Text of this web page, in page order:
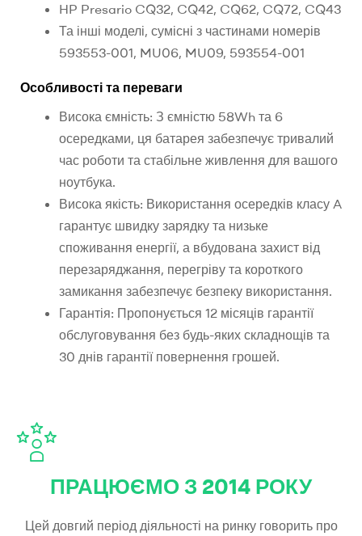
HP Presario CQ32, CQ42, CQ62, CQ72, CQ43
Та інші моделі, сумісні з частинами номерів
593553-001, MU06, MU09, 593554-001
Особливості та переваги
Висока ємність: З ємністю 58Wh та 6
осередками, ця батарея забезпечує тривалий
час роботи та стабільне живлення для вашого
ноутбука.
Висока якість: Використання осередків класу A
гарантує швидку зарядку та низьке
споживання енергії, а вбудована захист від
перезаряджання, перегріву та короткого
замикання забезпечує безпеку використання.
Гарантія: Пропонується 12 місяців гарантії
обслуговування без будь-яких складнощів та
30 днів гарантії повернення грошей.
ПРАЦЮЄМО З 2014 РОКУ
Цей довгий період діяльності на ринку говорить про